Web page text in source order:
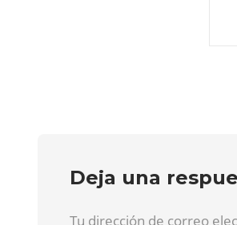
Deja una
Tu dirección de correo